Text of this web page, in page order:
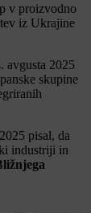
v proizvodno
iz Ukrajine
avgusta 2025
skupine
pisal, da
industriji in